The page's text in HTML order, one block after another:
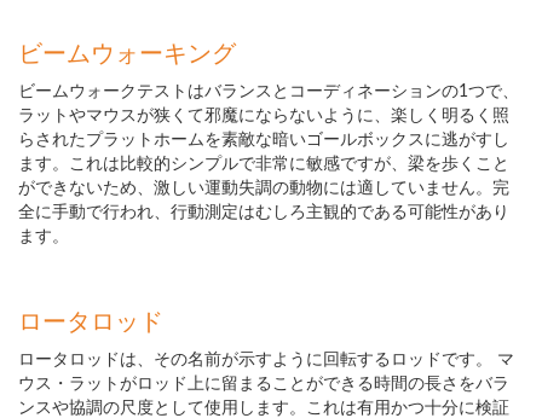
ビームウォーキング
ビームウォークテストはバランスとコーディネーションの1つで、
ラットやマウスが狭くて邪魔にならないように、楽しく明るく照
らされたプラットホームを素敵な暗いゴールボックスに逃がすし
ます。これは比較的シンプルで非常に敏感ですが、梁を歩くこと
ができないため、激しい運動失調の動物には適していません。完
全に手動で行われ、行動測定はむしろ主観的である可能性があり
ます。
ロータロッド
ロータロッドは、その名前が示すように回転するロッドです。 マ
ウス・ラットがロッド上に留まることができる時間の長さをバラ
ンスや協調の尺度として使用します。これは有用かつ十分に検証